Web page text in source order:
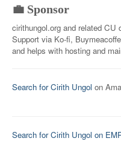
💼 Sponsor
cirithungol.org and related CU
Support via Ko-fi,
and helps with hosting and
Search for Cirith Ungol on
Search for Cirith Ungol on